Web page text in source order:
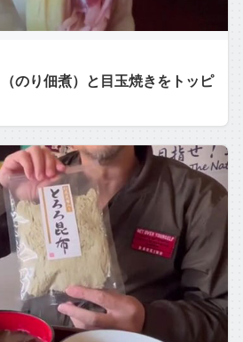
のり佃煮）と目玉焼きをトッピ